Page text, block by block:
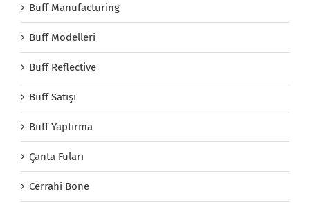
Buff Manufacturing
Buff Modelleri
Buff Reflective
Buff Satışı
Buff Yaptırma
Çanta Fuları
Cerrahi Bone